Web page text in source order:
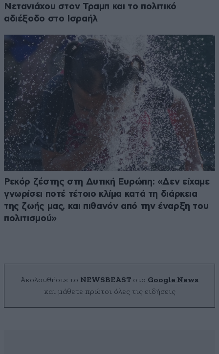
Νετανιάχου στον Τραμπ και το πολιτικό
αδιέξοδο στο Ισραήλ
Ρεκόρ ζέστης στη Δυτική Ευρώπη: «Δεν είχαμε
γνωρίσει ποτέ τέτοιο κλίμα κατά τη διάρκεια
της ζωής μας, και πιθανόν από την έναρξη του
πολιτισμού»
Ακολουθήστε το NEWSBEAST στο Google News
και μάθετε πρώτοι όλες τις ειδήσεις